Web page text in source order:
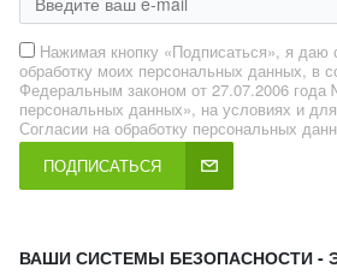
Нажимая кнопку «Подписаться», я даю
обработку моих персональных данных, в
Федеральным законом от 27.07.2006
персональных данных», на условиях и
Согласии на обработку персональных
ПОДПИСАТЬСЯ
ВАШИ СИСТЕМЫ БЕЗОПАСНОСТИ -